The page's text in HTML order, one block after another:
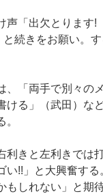
声「出欠とりま
続きをお願い。
「両手で別々の
ける」（武田）な
きと左利きでは
!!」と大興奮する
しれない」と期